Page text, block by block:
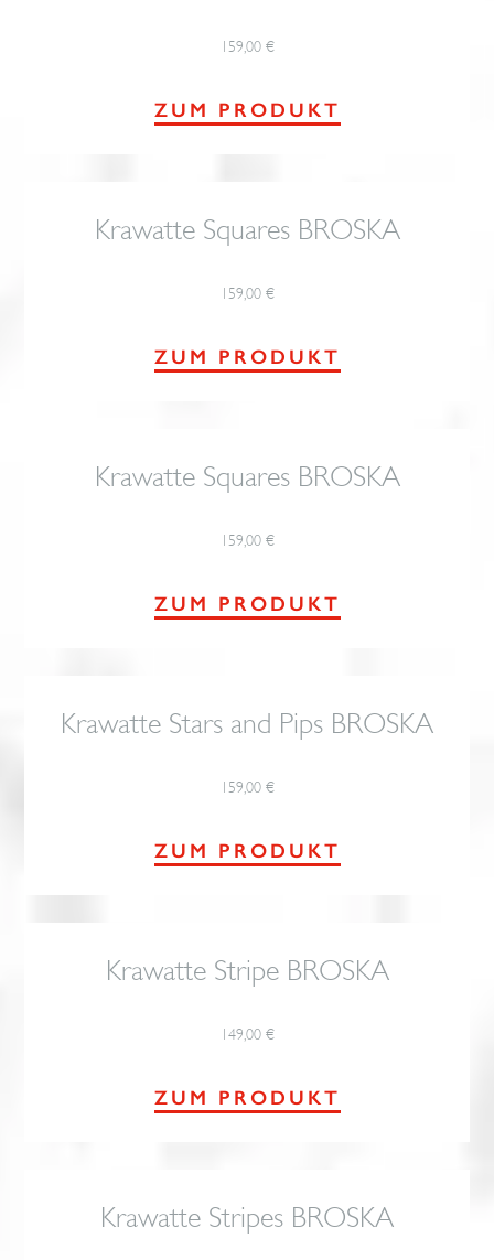
159,00 €
ZUM PRODUKT
Krawatte Squares BROSKA
159,00 €
ZUM PRODUKT
Krawatte Squares BROSKA
159,00 €
ZUM PRODUKT
Krawatte Stars and Pips BROSKA
159,00 €
ZUM PRODUKT
Krawatte Stripe BROSKA
149,00 €
ZUM PRODUKT
Krawatte Stripes BROSKA